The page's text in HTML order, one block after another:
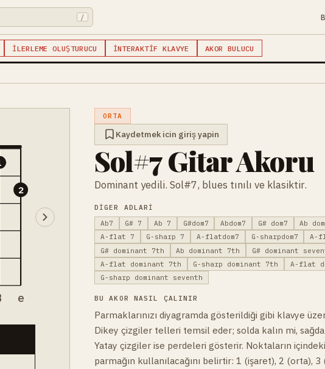
/
İLERLEME OLUŞTURUCU İNTERAKTIF KLAVYE AKOR BULUCU
2
e
ORTA
Kaydetmek icin giriş yapin
Sol#7 Gitar Akoru
Dominant yedili. Sol#7, blues tınılı ve klasiktir.
DIGER ADLARI
Ab7
G# 7 Ab 7 G#dom7 Abdom7 G# dom7 Ab
A-flat 7
G-sharp 7 A-flatdom7 G-sharpdom7 A-
G# dominant 7th
Ab dominant 7th G# dominant
A-flat dominant 7th
G-sharp dominant 7th
A-flat
G-sharp dominant seventh
BU AKOR NASIL ÇALINIR
Parmaklarınızı diyagramda gösterildiği gibi klavye
Dikey çizgiler telleri temsil eder; solda kalın mi,
Yatay çizgiler ise perdeleri gösterir. Noktaların
parmağın kullanılacağını belirtir: 1 (işaret), 2 (orta),